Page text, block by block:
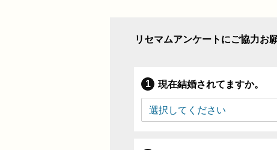
リセマムアンケートにご協力お
現在結婚されてますか。